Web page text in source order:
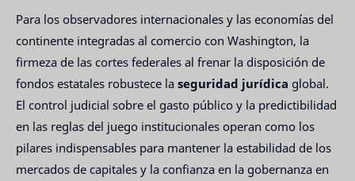
Para los observadores internacionales y las economías del
continente integradas al comercio con Washington, la
firmeza de las cortes federales al frenar la disposición de
fondos estatales robustece la seguridad jurídica global.
El control judicial sobre el gasto público y la predictibilidad
en las reglas del juego institucionales operan como los
pilares indispensables para mantener la estabilidad de los
mercados de capitales y la confianza en la gobernanza en